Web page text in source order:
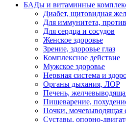
БАДы и витаминные
Диабет, щитовидная
Для иммунитета,
Для сердца и сосудов
Женское здоровье
Зрение, здоровье глаз
Комплексное действие
Мужское здоровье
Нервная система и
Органы дыхания, ЛОР
Печень,
Пищеварение,
Почки, мочевыводящая
Суставы, опорно-